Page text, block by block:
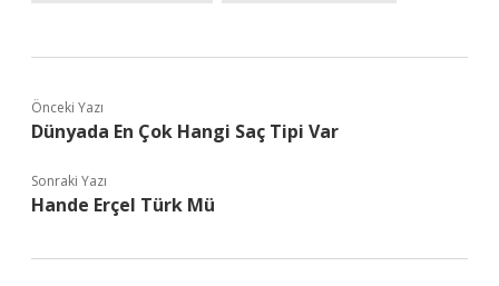
Önceki Yazı
Dünyada En Çok Hangi Saç Tipi Var
Sonraki Yazı
Hande Erçel Türk Mü